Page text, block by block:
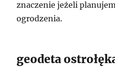
znaczenie jeżeli
ogrodzenia.
geodeta